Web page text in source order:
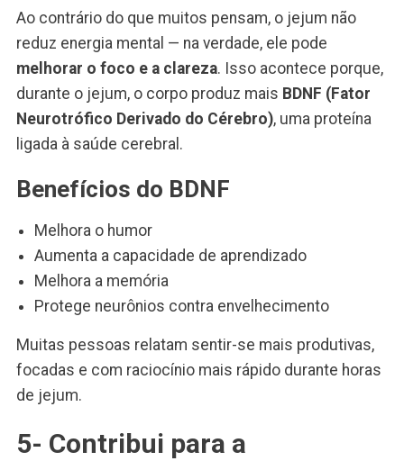
Ao contrário do que muitos pensam, o jejum não
reduz energia mental — na verdade, ele pode
melhorar o foco e a clareza. Isso acontece porque,
durante o jejum, o corpo produz mais BDNF (Fator
Neurotrófico Derivado do Cérebro), uma proteína
ligada à saúde cerebral.
Benefícios do BDNF
Melhora o humor
Aumenta a capacidade de aprendizado
Melhora a memória
Protege neurônios contra envelhecimento
Muitas pessoas relatam sentir-se mais produtivas,
focadas e com raciocínio mais rápido durante horas
de jejum.
5- Contribui para a